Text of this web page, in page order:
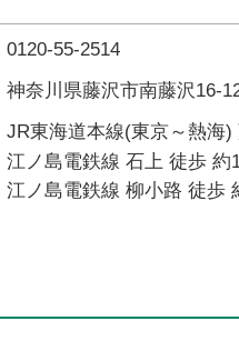
0120-55-2514
神奈川県藤沢市南藤沢16-
JR東海道本線(東京～熱海)
江ノ島電鉄線 石上 徒歩 約
江ノ島電鉄線 柳小路 徒歩